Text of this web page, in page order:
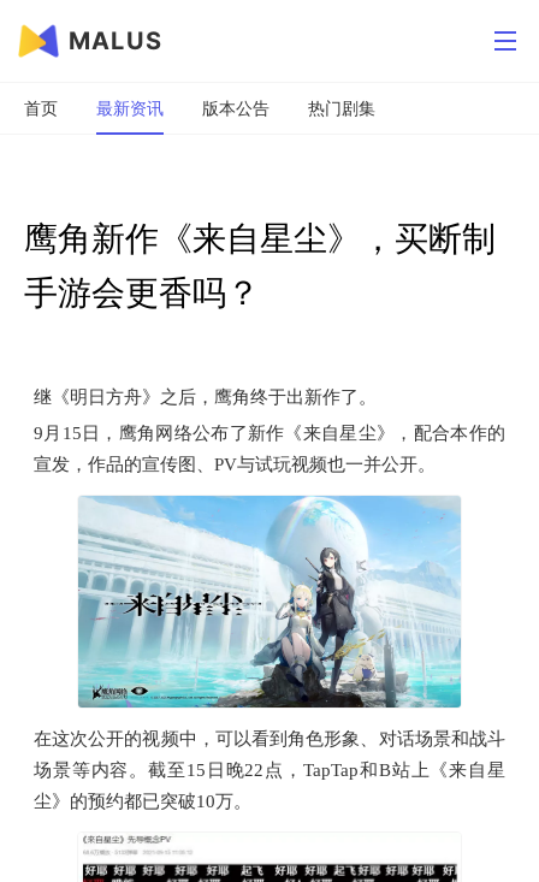
MALUS
首页 最新资讯 版本公告 热门剧集
鹰角新作《来自星尘》，买断制
手游会更香吗？
继《明日方舟》之后，鹰角终于出新作了。
9月15日，鹰角网络公布了新作《来自星尘》，配合本作的
宣发，作品的宣传图、PV与试玩视频也一并公开。
在这次公开的视频中，可以看到角色形象、对话场景和战斗
场景等内容。截至15日晚22点，TapTap和B站上《来自星
尘》的预约都已突破10万。